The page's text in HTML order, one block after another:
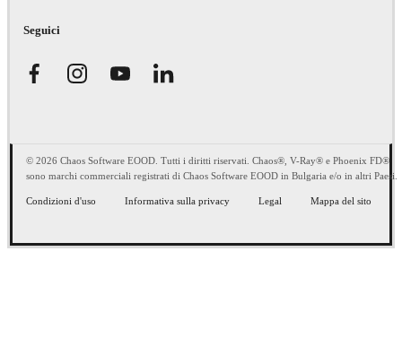
Seguici
© 2026 Chaos Software EOOD. Tutti i diritti riservati. Chaos®, V-Ray® e Phoenix FD®
sono marchi commerciali registrati di Chaos Software EOOD in Bulgaria e/o in altri Paesi.
Condizioni d'uso Informativa sulla privacy Legal Mappa del sito